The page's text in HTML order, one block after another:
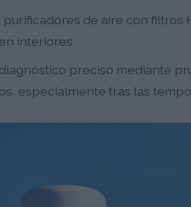
purificadores de aire con filtros
interiores
preciso mediante
especialmente tras las